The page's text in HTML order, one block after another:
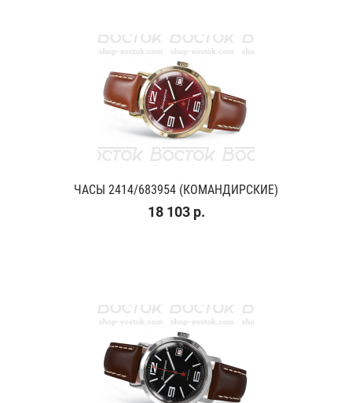
ЧАСЫ 2414/683954 (КОМАНДИРСКИЕ)
18 103 р.